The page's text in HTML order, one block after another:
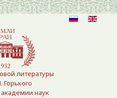
литературы
Горького
наук